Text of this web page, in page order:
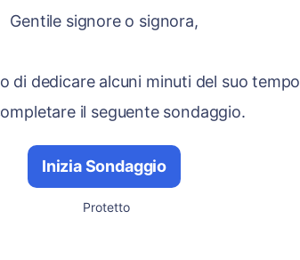
Gentile signore o signora,
di dedicare alcuni minuti del suo tempo
il seguente sondaggio.
Inizia Sondaggio
Protetto